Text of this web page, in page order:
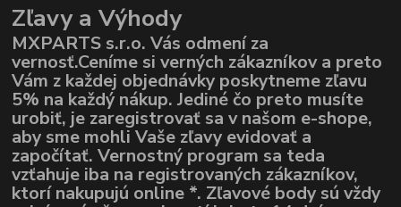
Zľavy a Výhody
MXPARTS s.r.o. Vás odmení za
vernosť.Ceníme si verných zákazníkov a preto
Vám z každej objednávky poskytneme zľavu
5% na každý nákup. Jediné čo preto musíte
urobiť, je zaregistrovať sa v našom e-shope,
aby sme mohli Vaše zľavy evidovať a
započítať. Vernostný program sa teda
vzťahuje iba na registrovaných zákazníkov,
ktorí nakupujú online *. Zľavové body sú vždy